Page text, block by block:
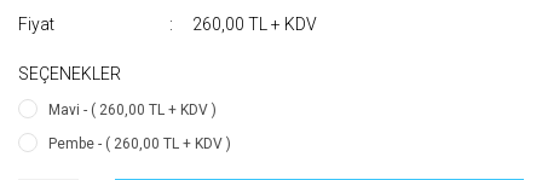
Fiyat
260,00 TL + KDV
SEÇENEKLER
Mavi - ( 260,00 TL + KDV )
Pembe - ( 260,00 TL + KDV )